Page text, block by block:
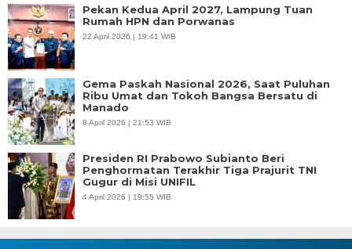
Pekan Kedua April 2027, Lampung Tuan
Rumah HPN dan Porwanas
22 April 2026 | 19:41 WIB
Gema Paskah Nasional 2026, Saat Puluhan
Ribu Umat dan Tokoh Bangsa Bersatu di
Manado
8 April 2026 | 21:53 WIB
Presiden RI Prabowo Subianto Beri
Penghormatan Terakhir Tiga Prajurit TNI
Gugur di Misi UNIFIL
4 April 2026 | 19:55 WIB